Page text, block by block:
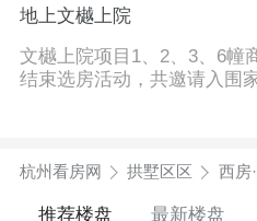
地上文樾上院
文樾上院项目1、2、3、6幢
结束选房活动，共邀请入围
杭州看房网 拱墅区区 西房
推荐楼盘 最新楼盘